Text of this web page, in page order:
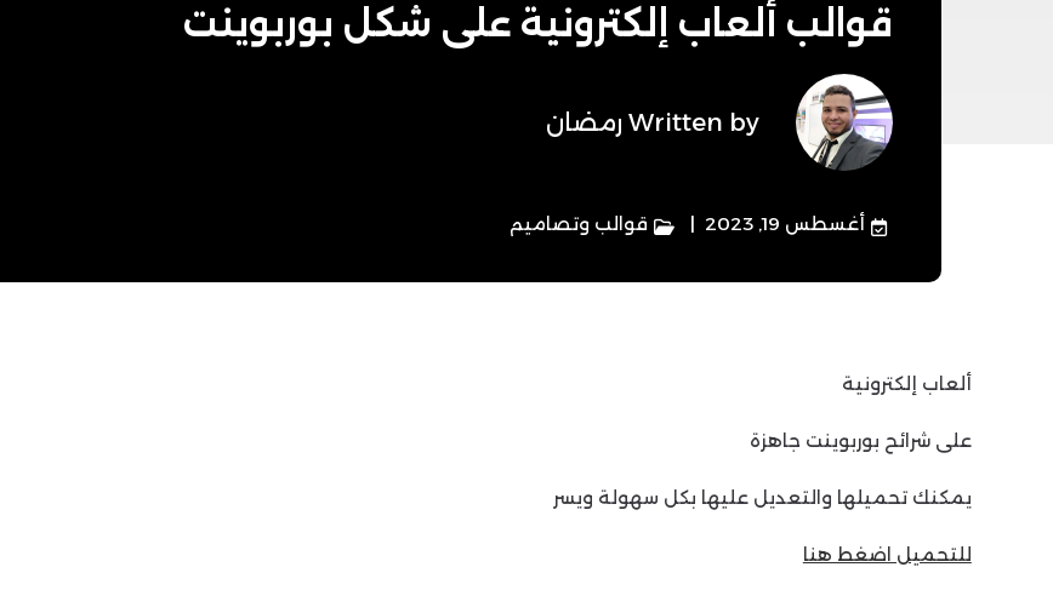
قوالب ألعاب إلكترونية على شكل بوربوينت
Written by رمضان
أغسطس 19, 2023 قوالب وتصاميم
ألعاب إلكترونية
على شرائح بوربوينت جاهزة
يمكنك تحميلها والتعديل عليها بكل سهولة ويسر
للتحميل اضغط هنا